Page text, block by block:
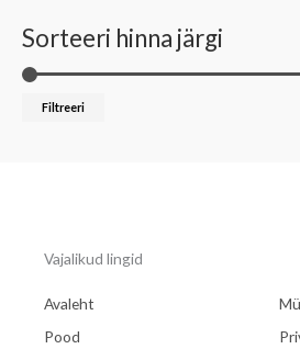
Sorteeri hinna järgi
Filtreeri
Vajalikud lingid
Avaleht
Pood